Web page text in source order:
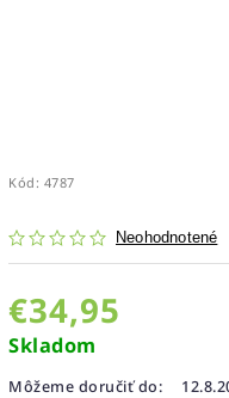
Kód: 4787
Neohodnotené
€34,95
Skladom
Môžeme doručiť do: